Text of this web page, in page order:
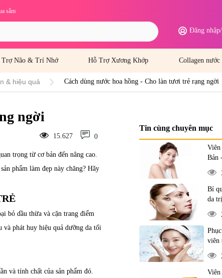
sắm
Đăng nhập/
Trợ Não & Trí Nhớ Hỗ Trợ Xương Khớp Collagen nước
& hiệu quả Cách dùng nước hoa hồng - Cho làn tươi trẻ rạng ngời
ngời
15.627 0
trọng từ cơ bản đến nâng cao.
phẩm làm đẹp này chăng? Hãy
bỏ dầu thừa và cặn trang điểm
và phát huy hiệu quả dưỡng da tối
và tính chất của sản phẩm đó.
Tin cùng chuyên mục
Viên
Bản
đẳng
Bí
da
viên
Viên